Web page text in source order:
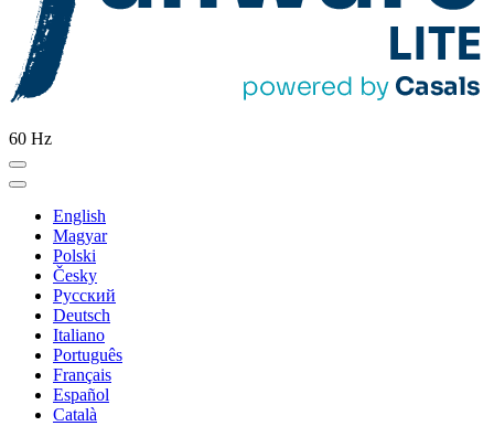
60 Hz
English
Magyar
Polski
Česky
Pусский
Deutsch
Italiano
Português
Français
Español
Català